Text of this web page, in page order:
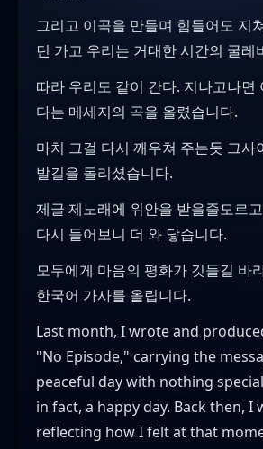
그리고 이곡을 만들며 힘들어도 지
던 가고 우리는 거대한 시간의 굴레
따라 우리도 같이 간다. 지나고나면
다는 메세지의 곡을 올렸습니다.
마치 그걸 다시 깨우쳐 주는듯 그사
발길을 돌리셨습니다.
제글 제노래에 위안을 받을줄모르
다시 들어보니 더 와 닿습니다.
모두에게 마음의 평화가 깃들길 바
한국어 가사를 올립니다.
Last month, I wrote and
"No Episode," carrying the
peaceful day with nothing
in fact, a happy day. Back then, I
reflecting how I felt at that